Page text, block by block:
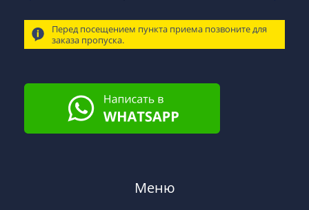
Перед посещением пункта приема позвоните для
заказа пропуска.
Меню